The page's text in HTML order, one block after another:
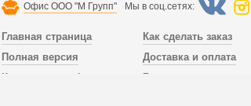
Офис ООО "М Групп" Мы в соц.сетях:
Главная страница
Полная версия
Контактная информация
Как сделать заказ
Доставка и оплата
Гарантия